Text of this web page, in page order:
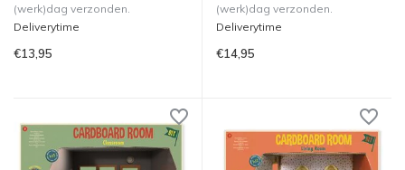
(werk)dag verzonden.
Deliverytime
€13,95
(werk)dag verzonden.
Deliverytime
€14,95